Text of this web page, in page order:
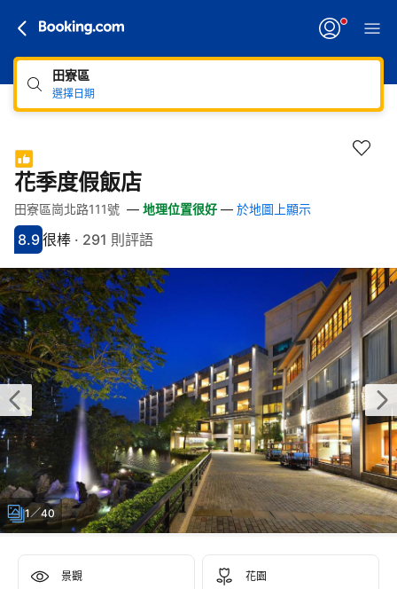
田寮區
選擇日期
花季度假飯店
快速連結
跳至住宿介紹
跳至熱門設施
跳至客房類型
跳至訂房政策
田寮區崗北路111號 — 地理位置很好 — 於地圖上顯示
分數8.9分
8.9
評比很棒
很棒 · 291 則評語
1／40
景觀 花園